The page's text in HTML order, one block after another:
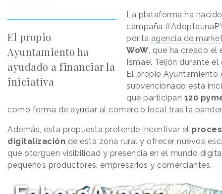
El propio
Ayuntamiento ha
ayudado a financiar la
iniciativa
La plataforma ha
campaña
por la agencia de
WoW, que ha creado el
Ismael Teijón durante
El propio Ayuntamiento
subvencionado esta
que participan 120
como forma de ayudar al comercio local tras la
Además, esta propuesta pretende incentivar el
digitalización de esta zona rural y ofrecer nuevos
que otorguen visibilidad y presencia en el mundo
pequeños productores, empresarios y comerciantes.